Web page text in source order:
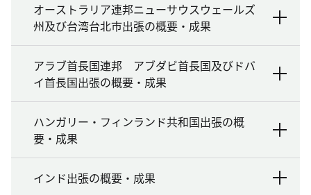
オーストラリア連邦ニューサウスウェールズ
州及び台湾台北市出張の概要・成果
アラブ首長国連邦 アブダビ首長国及びドバ
イ首長国出張の概要・成果
ハンガリー・フィンランド共和国出張の概
要・成果
インド出張の概要・成果